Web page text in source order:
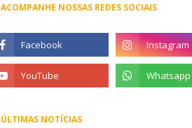
ACOMPANHE NOSSAS REDES SOCIAIS
ÚLTIMAS NOTÍCIAS